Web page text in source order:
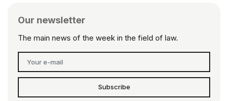
Our newsletter
The main news of the week in the field of law.
Subscribe